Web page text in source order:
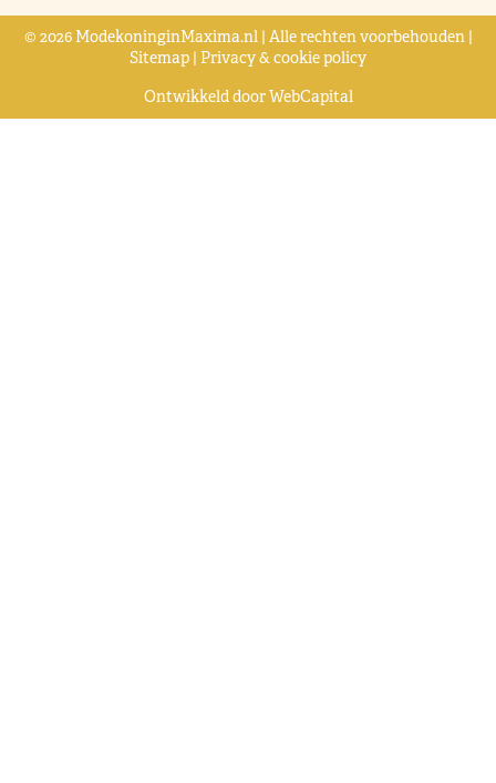
© 2026 ModekoninginMaxima.nl | Alle rechten voorbehouden |
Sitemap | Privacy & cookie policy
Ontwikkeld doorWebCapital